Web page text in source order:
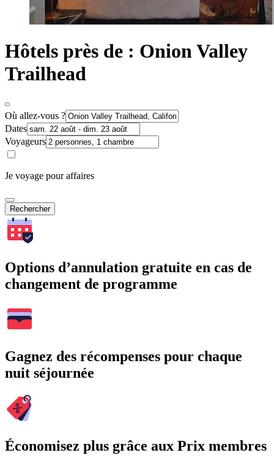
Hôtels près de : Onion Valley
Trailhead
Où allez-vous ?
Dates
Voyageurs
Je voyage pour affaires
Rechercher
Options d’annulation gratuite en cas de
changement de programme
Gagnez des récompenses pour chaque
nuit séjournée
Économisez plus grâce aux Prix membres